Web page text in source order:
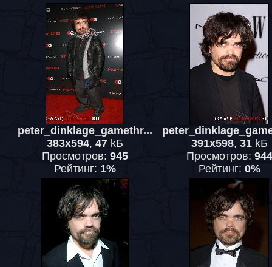
peter_dinklage_gamethr...
383x594, 47kБ
Просмотров: 945
Рейтинг: 1%
391x598, 31kБ
Просмотров: 944
Рейтинг: 0%